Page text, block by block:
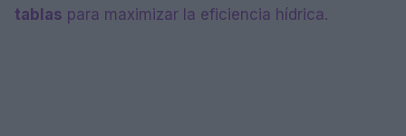
tablas para maximizar la eficiencia hídrica.